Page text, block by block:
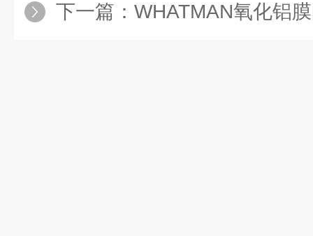
下一篇： WHATMAN氧化铝膜